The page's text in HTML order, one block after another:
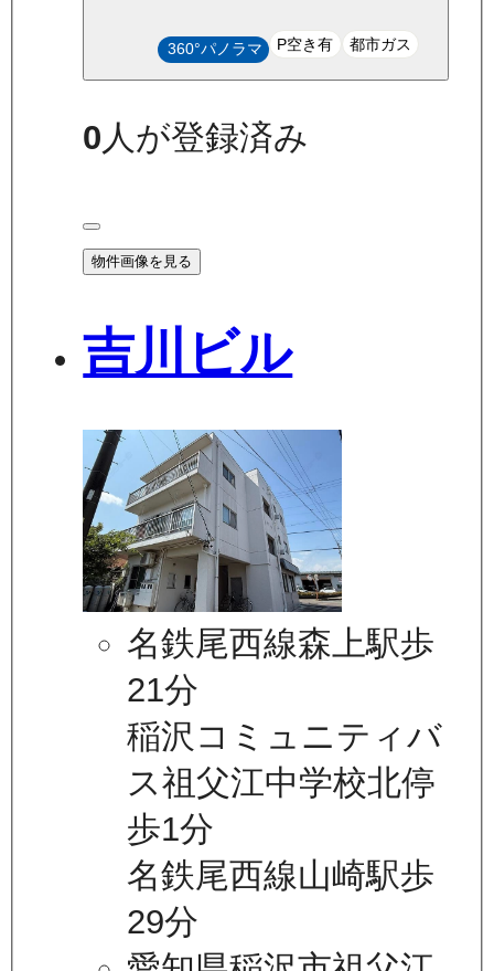
360°パノラマ P空き有 都市ガス
0人が登録済み
物件画像を見る
吉川ビル
名鉄尾西線森上駅歩
21分
稲沢コミュニティバ
ス祖父江中学校北停
歩1分
名鉄尾西線山崎駅歩
29分